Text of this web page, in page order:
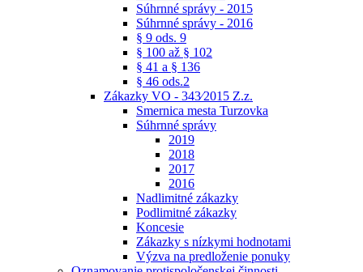
Súhrnné správy - 2015
Súhrnné správy - 2016
§ 9 ods. 9
§ 100 až § 102
§ 41 a § 136
§ 46 ods.2
Zákazky VO - 343⁄2015 Z.z.
Smernica mesta Turzovka
Súhrnné správy
2019
2018
2017
2016
Nadlimitné zákazky
Podlimitné zákazky
Koncesie
Zákazky s nízkymi hodnotami
Výzva na predloženie ponuky